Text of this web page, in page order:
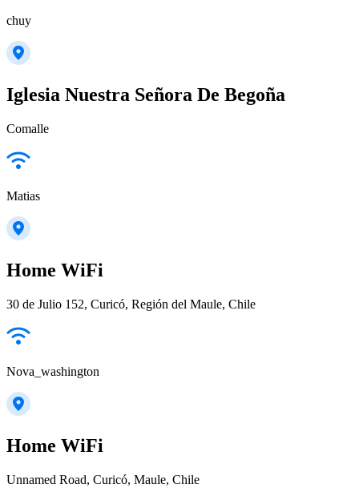
chuy
Iglesia Nuestra Señora De Begoña
Comalle
Matias
Home WiFi
30 de Julio 152, Curicó, Región del Maule, Chile
Nova_washington
Home WiFi
Unnamed Road, Curicó, Maule, Chile